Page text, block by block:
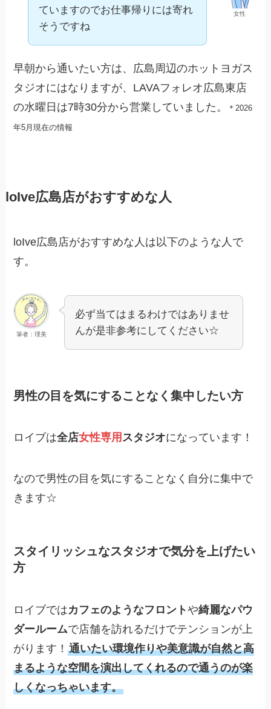
女性
ていますのでお仕事帰りには寄れ
そうですね
早朝から通いたい方は、広島周辺のホットヨガス
タジオにはなりますが、LAVAフォレオ広島東店
の水曜日は7時30分から営業していました。
＊2026
年5月現在の情報
loIve広島店がおすすめな人
loIve広島店がおすすめな人は以下のような人で
す。
筆者：理美
必ず当てはまるわけではありませ
んが是非参考にしてください☆
男性の目を気にすることなく集中したい方
ロイブは全店女性専用 スタジオになっています！
なので男性の目を気にすることなく自分に集中で
きます☆
スタイリッシュなスタジオで気分を上げたい
方
ロイブではカフェのようなフロントや綺麗なパウ
ダールームで店舗を訪れるだけでテンションが上
がります！通いたい環境作りや美意識が自然と高
まるような空間を演出してくれるので通うのが楽
しくなっちゃいます。